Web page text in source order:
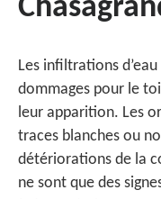
Les infiltrations
dommages pour le
leur apparition. Les
traces blanches ou
détériorations de la
ne sont que des